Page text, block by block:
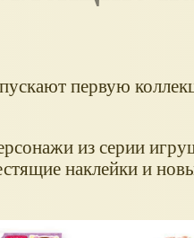
первую
из серии
наклейки и